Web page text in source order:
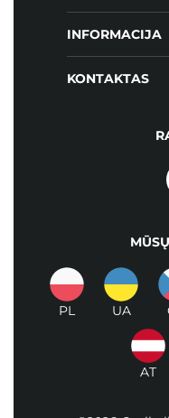
INFORMACIJA
KONTAKTAS
PL UA
AT